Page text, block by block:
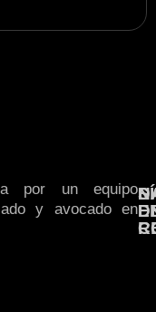
por un equipo
y avocado en